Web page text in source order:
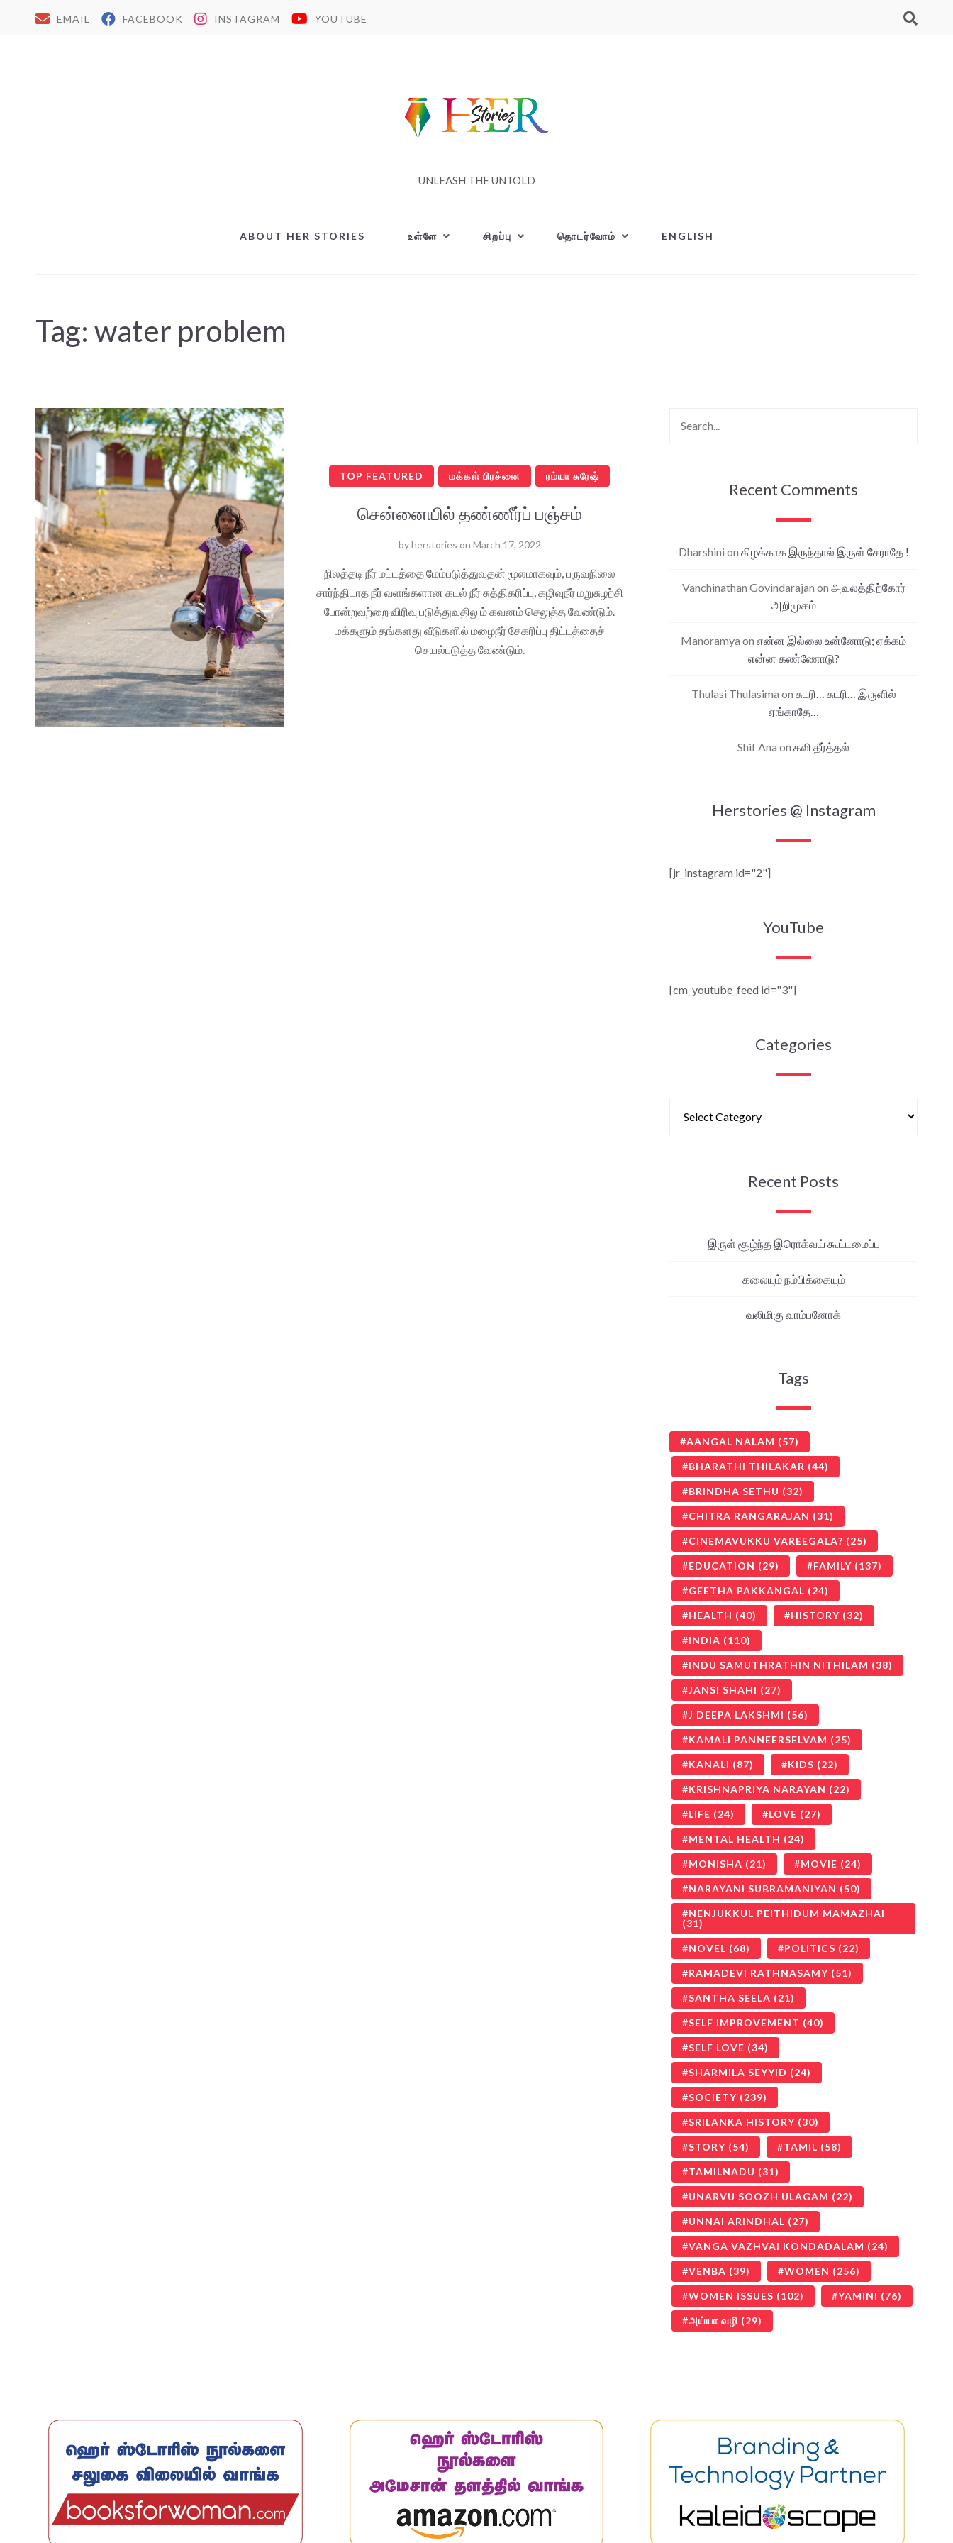
EMAIL FACEBOOK INSTAGRAM YOUTUBE
UNLEASH THE UNTOLD
ABOUT HER STORIES உள்ளே சிறப்பு தொடர்வோம் ENGLISH
Tag: water problem
TOP FEATURED மக்கள் பிரச்னை ரம்யா சுரேஷ்
சென்னையில் தண்ணீர்ப் பஞ்சம்
byherstories on March 17, 2022
நிலத்தடி நீர் மட்டத்தை மேம்படுத்துவதன் மூலமாகவும், பருவநிலை
சார்ந்திடாத நீர் வளங்களான கடல் நீர் சுத்திகரிப்பு, கழிவுநீர் மறுசுழற்சி
போன்றவற்றை விரிவு படுத்துவதிலும் கவனம் செலுத்த வேண்டும்.
மக்களும் தங்களது வீடுகளில் மழைநீர் சேகரிப்பு திட்டத்தைச்
செயல்படுத்த வேண்டும்.
Recent Comments
Dharshini on கிழக்காக இருந்தால் இருள் சேராதே !
Vanchinathan Govindarajan on அவலத்திற்கோர்
அறிமுகம்
Manoramya on என்ன இல்லை உன்னோடு; ஏக்கம்
என்ன கண்ணோடு?
Thulasi Thulasima on சுடரி… சுடரி… இருளில்
ஏங்காதே…
Shif Ana on கலி தீர்த்தல்
Herstories @ Instagram
[jr_instagram id="2"]
YouTube
[cm_youtube_feed id="3"]
Categories
Recent Posts
இருள் சூழ்ந்த இரொக்வய் கூட்டமைப்பு
கலையும் நம்பிக்கையும்
வலிமிகு வாம்பனோக்
Tags
AANGAL NALAM (57)
BHARATHI THILAKAR (44)
BRINDHA SETHU (32)
CHITRA RANGARAJAN (31)
CINEMAVUKKU VAREEGALA? (25)
EDUCATION (29) FAMILY (137)
GEETHA PAKKANGAL (24)
HEALTH (40) HISTORY (32)
INDIA (110)
INDU SAMUTHRATHIN NITHILAM (38)
JANSI SHAHI (27)
J DEEPA LAKSHMI (56)
KAMALI PANNEERSELVAM (25)
KANALI (87) KIDS (22)
KRISHNAPRIYA NARAYAN (22)
LIFE (24) LOVE (27)
MENTAL HEALTH (24)
MONISHA (21) MOVIE (24)
NARAYANI SUBRAMANIYAN (50)
NENJUKKUL PEITHIDUM MAMAZHAI
(31)
NOVEL (68) POLITICS (22)
RAMADEVI RATHNASAMY (51)
SANTHA SEELA (21)
SELF IMPROVEMENT (40)
SELF LOVE (34)
SHARMILA SEYYID (24)
SOCIETY (239)
SRILANKA HISTORY (30)
STORY (54) TAMIL (58)
TAMILNADU (31)
UNARVU SOOZH ULAGAM (22)
UNNAI ARINDHAL (27)
VANGA VAZHVAI KONDADALAM (24)
VENBA (39) WOMEN (256)
WOMEN ISSUES (102) YAMINI (76)
அய்யா வழி (29)